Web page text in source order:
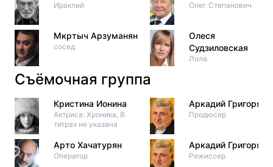
Ираклий
Мкртыч Арзуманян
сосед
Олег Степанович
Олеся
Судзиловская
Лола
Съёмочная группа
Кристина Ионина
Актриса: Хроника, В
титрах не указана
Арто Хачатурян
Оператор
Аркадий Григорян
Продюсер
Аркадий Григорян
Режиссер